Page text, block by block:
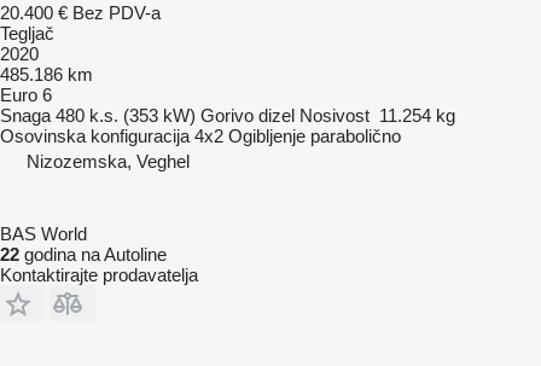
20.400 € Bez PDV-a
Tegljač
2020
485.186 km
Euro 6
Snaga 480 k.s. (353 kW) Gorivo dizel Nosivost 11.254 kg
Osovinska konfiguracija 4x2 Ogibljenje parabolično
Nizozemska, Veghel
BAS World
22 godina na Autoline
Kontaktirajte prodavatelja